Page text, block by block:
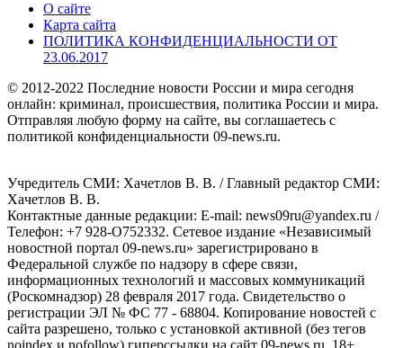
О сайте
Карта сайта
ПОЛИТИКА КОНФИДЕНЦИАЛЬНОСТИ ОТ
23.06.2017
© 2012-2022 Последние новости России и мира сегодня
онлайн: криминал, происшествия, политика России и мира.
Отправляя любую форму на сайте, вы соглашаетесь с
политикой конфиденциальности 09-news.ru.
Учредитель СМИ: Хaчeтлoв B. B. / Главный редактор СМИ:
Хaчeтлoв B. B.
Контактные данные редакции: E-mail: news09ru@yandex.ru /
Телефон: +7 928-O752332. Сетевое издание «Независимый
новостной портал 09-news.ru» зарегистрировано в
Федеральной службе по надзору в сфере связи,
информационных технологий и массовых коммуникаций
(Роскомнадзор) 28 февраля 2017 года. Свидетельство о
регистрации ЭЛ № ФС 77 - 68804. Копирование новостей с
сайта разрешено, только с установкой активной (без тегов